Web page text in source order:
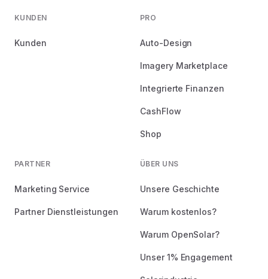
KUNDEN
Kunden
PRO
Auto-Design
Imagery Marketplace
Integrierte Finanzen
CashFlow
Shop
PARTNER
Marketing Service
Partner Dienstleistungen
ÜBER UNS
Unsere Geschichte
Warum kostenlos?
Warum OpenSolar?
Unser 1% Engagement